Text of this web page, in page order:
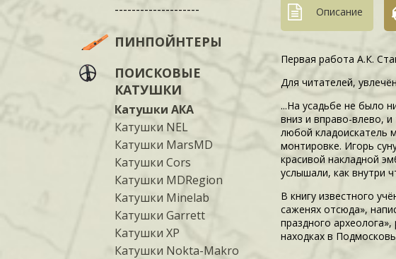
--------------------
ПИНПОЙНТЕРЫ
ПОИСКОВЫЕ
КАТУШКИ
Катушки АКА
Катушки NEL
Катушки MarsMD
Катушки Cors
Катушки MDRegion
Катушки Minelab
Катушки Garrett
Катушки XP
Катушки Nokta-Makro
Описание
Первая работа А.К.
Для читателей,
...На усадьбе не было
вниз и вправо-влево,
любой кладоискатель
монтировке. Игорь
красивой накладной
услышали, как внутри
В книгу известного
саженях отсюда»,
праздного
находках в